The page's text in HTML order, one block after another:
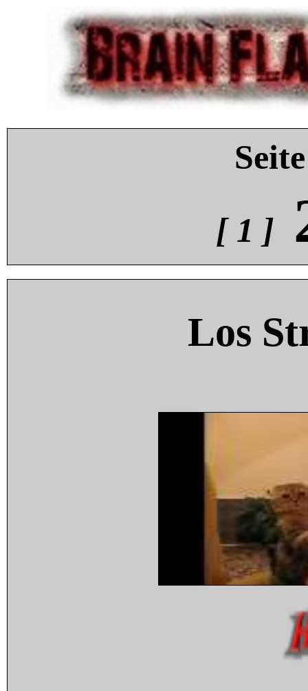
[ 1 ]
Los